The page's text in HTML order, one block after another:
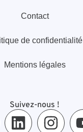
Contact
de confidentialité
Mentions légales
Suivez-nous !